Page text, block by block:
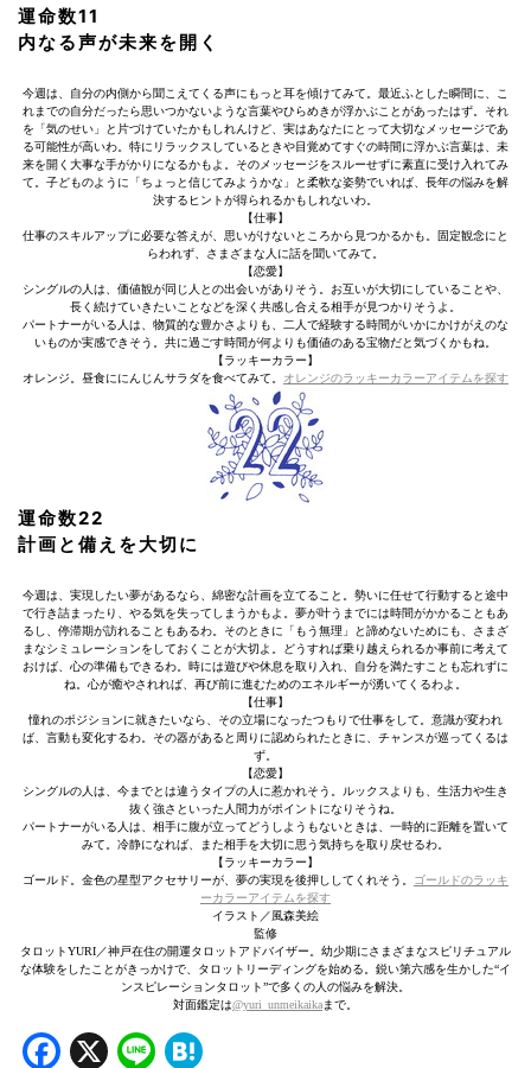
運命数11
内なる声が未来を開く
今週は、自分の内側から聞こえてくる声にもっと耳を傾けてみて。最近ふとした瞬間に、こ
れまでの自分だったら思いつかないような言葉やひらめきが浮かぶことがあったはず。それ
を「気のせい」と片づけていたかもしれんけど、実はあなたにとって大切なメッセージであ
る可能性が高いわ。特にリラックスしているときや目覚めてすぐの時間に浮かぶ言葉は、未
来を開く大事な手がかりになるかもよ。そのメッセージをスルーせずに素直に受け入れてみ
て。子どものように「ちょっと信じてみようかな」と柔軟な姿勢でいれば、長年の悩みを解
決するヒントが得られるかもしれないわ。
【仕事】
仕事のスキルアップに必要な答えが、思いがけないところから見つかるかも。固定観念にと
らわれず、さまざまな人に話を聞いてみて。
【恋愛】
シングルの人は、価値観が同じ人との出会いがありそう。お互いが大切にしていることや、
長く続けていきたいことなどを深く共感し合える相手が見つかりそうよ。
パートナーがいる人は、物質的な豊かさよりも、二人で経験する時間がいかにかけがえのな
いものか実感できそう。共に過ごす時間が何よりも価値のある宝物だと気づくかもね。
【ラッキーカラー】
オレンジ。昼食ににんじんサラダを食べてみて。 オレンジのラッキーカラーアイテムを探す
運命数22
計画と備えを大切に
今週は、実現したい夢があるなら、綿密な計画を立てること。勢いに任せて行動すると途中
で行き詰まったり、やる気を失ってしまうかもよ。夢が叶うまでには時間がかかることもあ
るし、停滞期が訪れることもあるわ。そのときに「もう無理」と諦めないためにも、さまざ
まなシミュレーションをしておくことが大切よ。どうすれば乗り越えられるか事前に考えて
おけば、心の準備もできるわ。時には遊びや休息を取り入れ、自分を満たすことも忘れずに
ね。心が癒やされれば、再び前に進むためのエネルギーが湧いてくるわよ。
【仕事】
憧れのポジションに就きたいなら、その立場になったつもりで仕事をして。意識が変われ
ば、言動も変化するわ。その器があると周りに認められたときに、チャンスが巡ってくるは
ず。
【恋愛】
シングルの人は、今までとは違うタイプの人に惹かれそう。ルックスよりも、生活力や生き
抜く強さといった人間力がポイントになりそうね。
パートナーがいる人は、相手に腹が立ってどうしようもないときは、一時的に距離を置いて
みて。冷静になれば、また相手を大切に思う気持ちを取り戻せるわ。
【ラッキーカラー】
ゴールド。金色の星型アクセサリーが、夢の実現を後押ししてくれそう。 ゴールドのラッキ
ーカラーアイテムを探す
イラスト／風森美絵
監修
タロットYURI／神戸在住の開運タロットアドバイザー。幼少期にさまざまなスピリチュアル
な体験をしたことがきっかけで、タロットリーディングを始める。鋭い第六感を生かした“イ
ンスピレーションタロット”で多くの人の悩みを解決。
対面鑑定は@yuri_unmeikaikaまで。
Facebook
X Line